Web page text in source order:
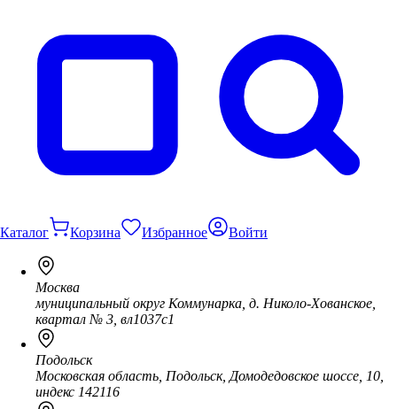
Каталог Корзина Избранное Войти
Москва
муниципальный округ Коммунарка, д. Николо-Хованское,
квартал № 3, вл1037с1
Подольск
Московская область, Подольск, Домодедовское шоссе, 10,
индекс 142116